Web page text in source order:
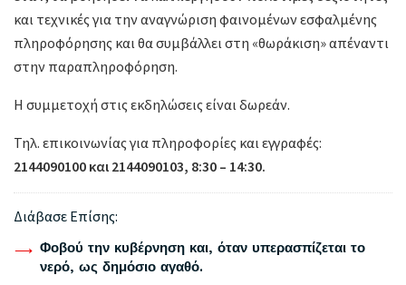
και τεχνικές για την αναγνώριση φαινομένων εσφαλμένης
πληροφόρησης και θα συμβάλλει στη «θωράκιση» απέναντι
στην παραπληροφόρηση.
Η συμμετοχή στις εκδηλώσεις είναι δωρεάν.
Τηλ. επικοινωνίας για πληροφορίες και εγγραφές:
2144090100 και 2144090103, 8:30 – 14:30.
Διάβασε Επίσης:
Φοβού την κυβέρνηση και, όταν υπερασπίζεται το
νερό, ως δημόσιο αγαθό.